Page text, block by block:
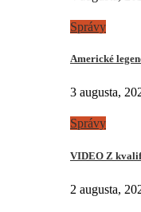
Správy
Americké
3 augusta,
Správy
VIDEO Z
2 augusta,